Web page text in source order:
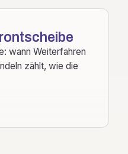
wann Weiterfahren
zählt, wie die